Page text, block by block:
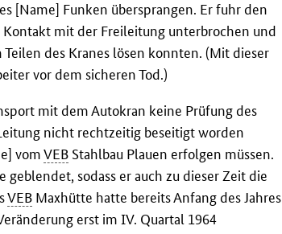
[Name] Funken übersprangen. Er fuhr den
Kontakt mit der Freileitung unterbrochen und
des Kranes lösen konnten. (Mit dieser
vor dem sicheren Tod.)
mit dem Autokran keine Prüfung des
nicht rechtzeitig beseitigt worden
vomVEB Stahlbau Plauen erfolgen müssen.
sodass er auch zu dieser Zeit die
VEB Maxhütte hatte bereits Anfang des Jahres
erst im IV. Quartal 1964